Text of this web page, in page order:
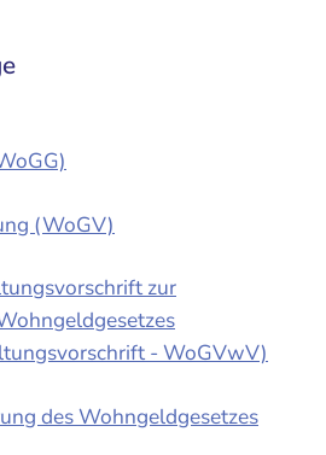
(WoGV)
zur
- WoGVwV)
des Wohngeldgesetzes